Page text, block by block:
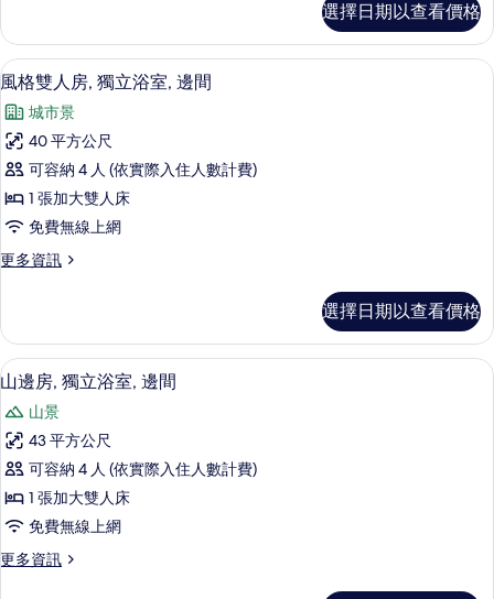
加
大
雙
人
床,
獨
立
浴
室
有
相
片
雙
人
房,
張
加
大
雙
人
床,
獨
立
詳
情
選擇日期以查看價格
顯
示
風
格
雙
人
獨
浴
室,
邊
間
的
所
有
相
片
風格雙人房, 獨立浴室, 邊間 | 高級寢
6
風格雙人房, 獨立浴室, 邊間
城市景
40 平方公尺
可容納 4 人 (依實際入住人數計費)
1 張加大雙人床
免費無線上網
更多資訊
更
雙
人
房,
立
浴
室,
邊
間
的
詳
情
選擇日期以查看價格
顯
示
山
邊
房,
獨
浴
山邊房, 獨立浴室, 邊間 | 高級寢具、
8
山邊房, 獨立浴室, 邊間
山景
43 平方公尺
可容納 4 人 (依實際入住人數計費)
1 張加大雙人床
免費無線上網
更多資訊
更